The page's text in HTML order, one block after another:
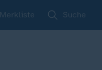
Merkliste Suche